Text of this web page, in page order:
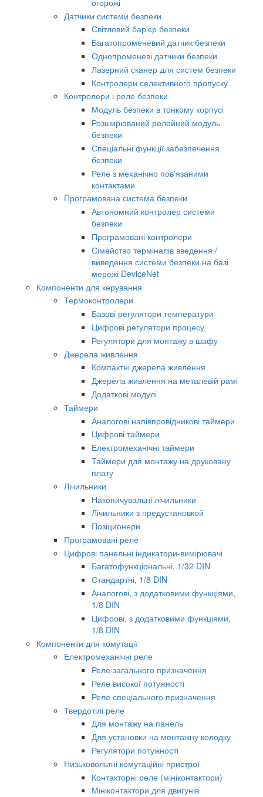
Датчики системи безпеки
Світловий бар'єр безпеки
Багатопроменевий датчик безпеки
Однопроменеві датчики безпеки
Лазерний сканер для систем безпеки
Контролери селективного пропуску
Контролери і реле безпеки
Модуль безпеки в тонкому корпусі
Розширюваний релейний модуль
безпеки
Спеціальні функції забезпечення
безпеки
Реле з механічно пов'язаними
контактами
Програмована система безпеки
Автономний контролер системи
безпеки
Програмовані контролери
Сімейство терміналів введення /
виведення системи безпеки на базі
мережі DeviceNet
Компоненти для керування
Термоконтролери
Базові регулятори температури
Цифрові регулятори процесу
Регулятори для монтажу в шафу
Джерела живлення
Компактні джерела живлення
Джерела живлення на металевій рамі
Додаткові модулі
Таймери
Аналогові напівпровідникові таймери
Цифрові таймери
Електромеханічні таймери
Таймери для монтажу на друковану
плату
Лічильники
Накопичувальні лічильники
Лічильники з предустановкой
Позіционери
Програмовані реле
Цифрові панельні індикатори-вимірювачі
Багатофункціональні, 1/32 DIN
Стандартні, 1/8 DIN
Аналогові, з додатковими функціями,
1/8 DIN
Цифрові, з додатковими функціями,
1/8 DIN
Компоненти для комутації
Електромеханічні реле
Реле загального призначення
Реле високої потужності
Реле спеціального призначення
Твердотілі реле
Для монтажу на панель
Для установки на монтажну колодку
Регулятори потужності
Низьковольтні комутаційні пристрої
Контакторні реле (мініконтактори)
Мініконтактори для двигунів